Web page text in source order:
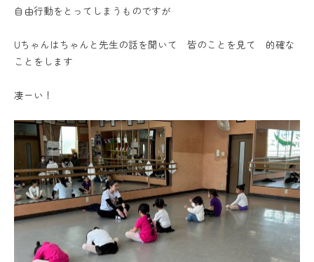
自由行動をとってしまうものですが
Uちゃんはちゃんと先生の話を聞いて 皆のことを見て 的確な
ことをします
凄ーい！